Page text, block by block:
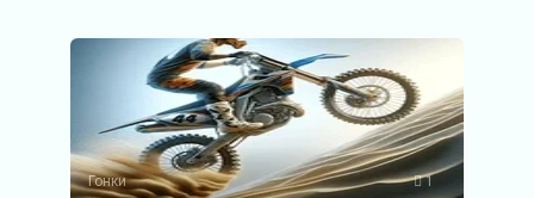
Гонки 1